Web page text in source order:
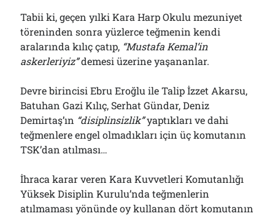
Tabii ki, geçen yılki Kara Harp Okulu mezuniyet
töreninden sonra yüzlerce teğmenin kendi
aralarında kılıç çatıp, “Mustafa Kemal’in
askerleriyiz”demesi üzerine yaşananlar.
Devre birincisi Ebru Eroğlu ile Talip İzzet Akarsu,
Batuhan Gazi Kılıç, Serhat Gündar, Deniz
Demirtaş’ın “disiplinsizlik”yaptıkları ve dahi
teğmenlere engel olmadıkları için üç komutanın
TSK’dan atılması…
İhraca karar veren Kara Kuvvetleri Komutanlığı
Yüksek Disiplin Kurulu’nda teğmenlerin
atılmaması yönünde oy kullanan dört komutanın